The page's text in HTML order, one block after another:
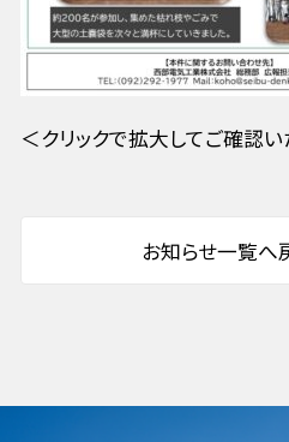
＜クリックで拡大してご確認い
お知らせ一覧へ